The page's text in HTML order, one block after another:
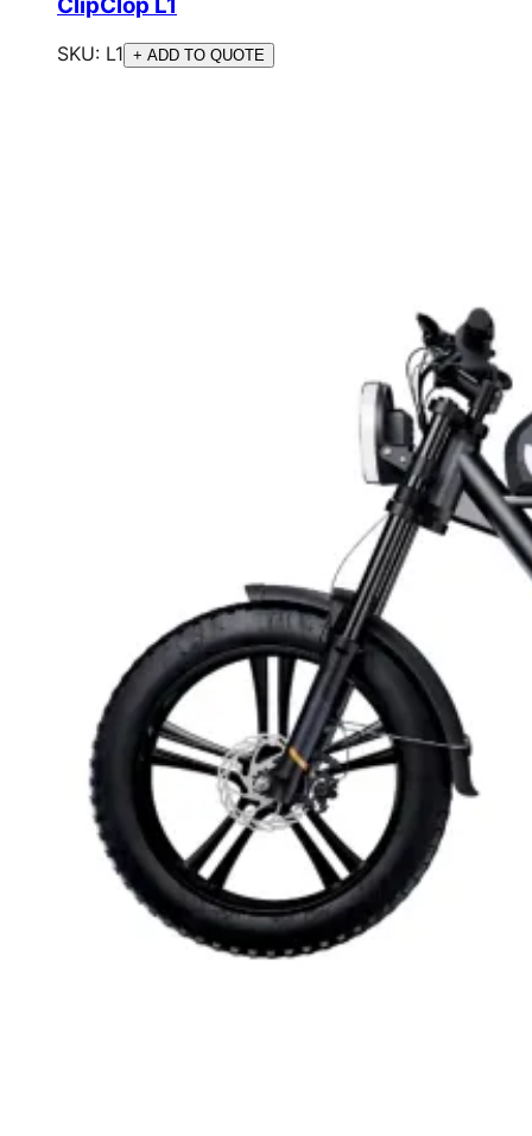
ClipClop L1
SKU: L1 + ADD TO QUOTE